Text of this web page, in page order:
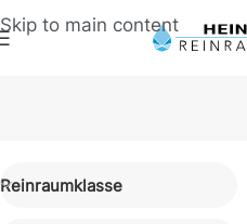
Skip to main content
Bekleidung
Reinraumklasse